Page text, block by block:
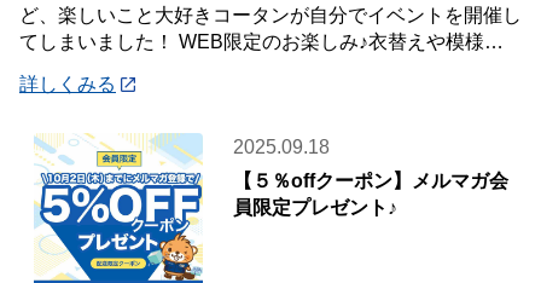
ど、楽しいこと大好きコータンが自分でイベントを開催し
てしまいました！ WEB限定のお楽しみ♪衣替えや模様替
詳しくみる
2025.09.18
【５％offクーポン】メルマガ会
員限定プレゼント♪